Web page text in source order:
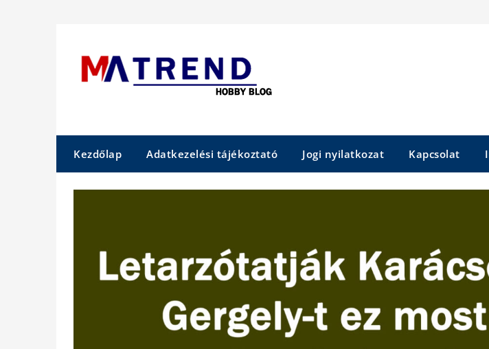
Kezdőlap Adatkezelési tájékoztató Jogi nyilatkozat Kapcsolat